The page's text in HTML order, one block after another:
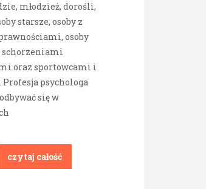
młodzież, dorośli,
starsze, osoby z
osoby
schorzeniami
oraz sportowcami i
psychologa
się w
czytaj całość